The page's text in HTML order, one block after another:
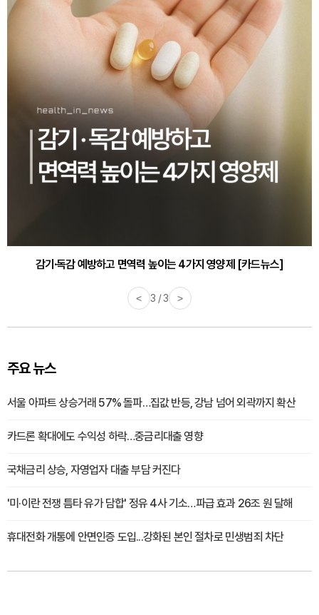
감기·독감 예방하고 면역력 높이는 4가지 영양제 [카드뉴스]
< 3 / 3 >
주요 뉴스
서울 아파트 상승거래 57% 돌파…집값 반등, 강남 넘어 외곽까지 확산
카드론 확대에도 수익성 하락…중금리대출 영향
국채금리 상승, 자영업자 대출 부담 커진다
'미·이란 전쟁 틈타 유가 담합' 정유 4사 기소…파급 효과 26조 원 달해
휴대전화 개통에 안면인증 도입...강화된 본인 절차로 민생범죄 차단